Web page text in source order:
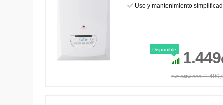
Uso y mantenimiento
Disponible 1.449
pvp catálogo: